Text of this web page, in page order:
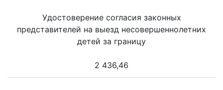
Удостоверение согласия законных
представителей на выезд несовершеннолетних
детей за границу
2 436,46